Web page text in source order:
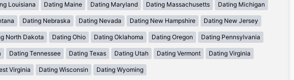
Louisiana Dating Maine Dating Maryland Dating Massachusetts Dating Michigan
Dating Nebraska Dating Nevada Dating New Hampshire Dating New Jersey
North Dakota Dating Ohio Dating Oklahoma Dating Oregon Dating Pennsylvania
Dating Tennessee Dating Texas Dating Utah Dating Vermont Dating Virginia
Virginia Dating Wisconsin Dating Wyoming